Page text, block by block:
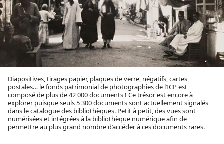
Diapositives, tirages papier, plaques de verre, négatifs, cartes
postales… le fonds patrimonial de photographies de l’ICP est
composé de plus de 42 000 documents ! Ce trésor est encore à
explorer puisque seuls 5 300 documents sont actuellement signalés
dans le catalogue des bibliothèques. Petit à petit, des vues sont
numérisées et intégrées à la bibliothèque numérique afin de
permettre au plus grand nombre d’accéder à ces documents rares.